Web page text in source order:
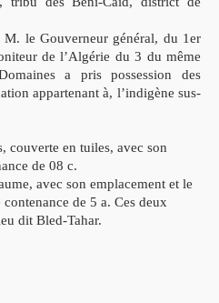
le Gouverneur général, du 1er
de l’Algérie du 3 du même
a pris possession des
appartenant à, l’indigène sus-
couverte en tuiles, avec son
de 08 c.
avec son emplacement et le
de 5 a. Ces deux
dit Bled-Tahar.